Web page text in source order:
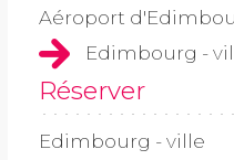
Aéroport
Edimbourg -
Réserver
Edimbourg - ville